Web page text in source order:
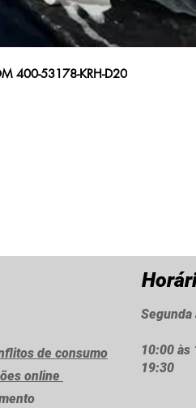
400-53178-KRH-D20
de consumo
online
Segunda
10:00 às
19:30